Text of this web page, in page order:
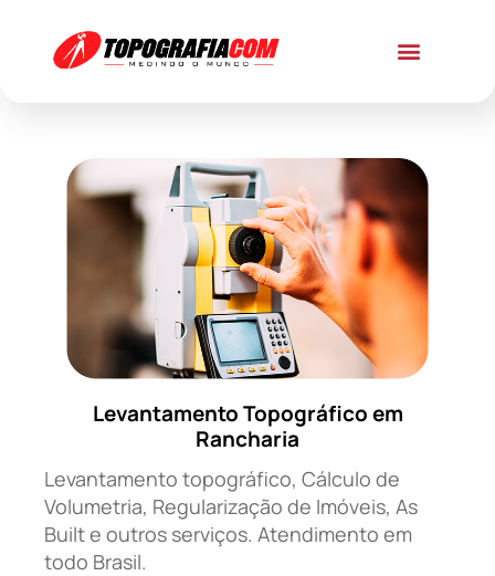
Levantamento Topográfico em
Rancharia
Levantamento topográfico, Cálculo de
Volumetria, Regularização de Imóveis, As
Built e outros serviços. Atendimento em
todo Brasil.